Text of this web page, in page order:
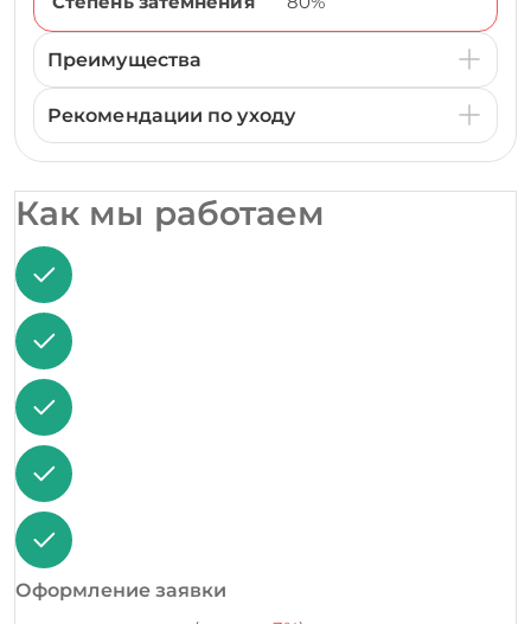
Преимущества
Рекомендации по уходу
Как мы работаем
Оформление заявки